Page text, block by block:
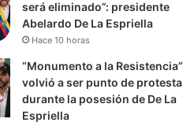
será eliminado”: presidente
Abelardo De La Espriella
Hace 10 horas
“Monumento a la Resistencia”
volvió a ser punto de protesta
durante la posesión de De La
Espriella